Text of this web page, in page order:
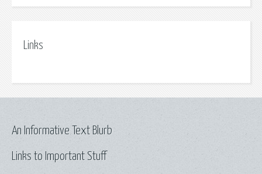
Links
Links to Important Stuff
An Informative Text Blurb